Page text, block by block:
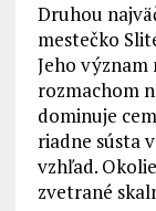
Druhou
mestečko
Jeho význam
rozmachom
dominuje
riadne sústa
vzhľad.
zvetrané